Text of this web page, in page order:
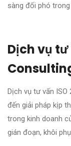
sàng đối phó
Dịch vụ tư
Dịch vụ tư vấn ISO
đến giải pháp kịp
trong kinh doanh
gián đoạn, khôi